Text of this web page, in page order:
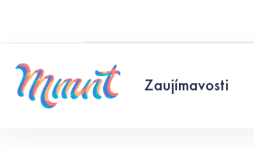
Zaujímavosti